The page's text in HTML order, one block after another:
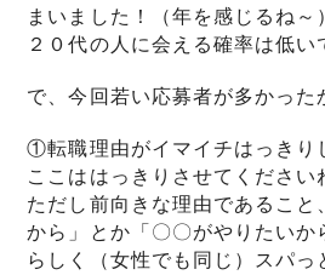
まいました！（年を感じるね～
２０代の人に会える確率は低い
で、今回若い応募者が多かった
①転職理由がイマイチはっきり
ここははっきりさせてください
ただし前向きな理由であること
から」とか「〇〇がやりたいか
らしく（女性でも同じ）スパっ